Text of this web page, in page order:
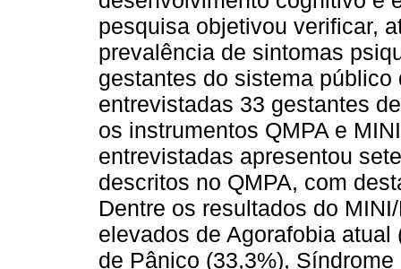
pesquisa objetivou verificar,
prevalência de sintomas
gestantes do sistema
entrevistadas 33 gestantes
os instrumentos QMPA e
entrevistadas apresentou
descritos no QMPA, com
Dentre os resultados do
elevados de Agorafobia
de Pânico (33,3%),